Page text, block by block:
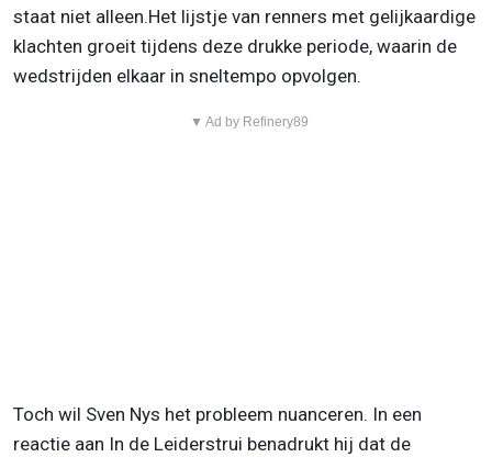
staat niet alleen.Het lijstje van renners met gelijkaardige
klachten groeit tijdens deze drukke periode, waarin de
wedstrijden elkaar in sneltempo opvolgen.
▼ Ad by Refinery89
Toch wil Sven Nys het probleem nuanceren. In een
reactie aan In de Leiderstrui benadrukt hij dat de